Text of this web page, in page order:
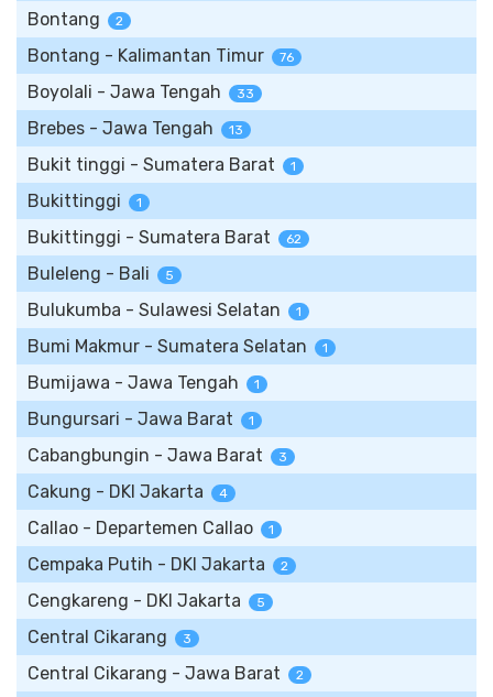
Bontang 2
Bontang - Kalimantan Timur 76
Boyolali - Jawa Tengah 33
Brebes - Jawa Tengah 13
Bukit tinggi - Sumatera Barat 1
Bukittinggi 1
Bukittinggi - Sumatera Barat 62
Buleleng - Bali 5
Bulukumba - Sulawesi Selatan 1
Bumi Makmur - Sumatera Selatan 1
Bumijawa - Jawa Tengah 1
Bungursari - Jawa Barat 1
Cabangbungin - Jawa Barat 3
Cakung - DKI Jakarta 4
Callao - Departemen Callao 1
Cempaka Putih - DKI Jakarta 2
Cengkareng - DKI Jakarta 5
Central Cikarang 3
Central Cikarang - Jawa Barat 2